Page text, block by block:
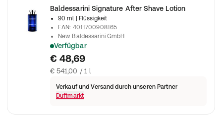
Baldessarini Signature After Shave Lotion
90 ml
| Flüssigkeit
EAN: 4011700908165
New Baldessarini GmbH
Verfügbar
Die SIGNATURE After Shave Lotion mit aromatisch-holzigem
€ 48,69
€ 541,00 / 1 l
Verkauf und Versand durch unseren Partner
Duftmarkt